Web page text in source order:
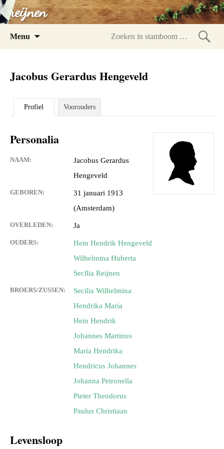
reijnen
Menu
Jacobus Gerardus Hengeveld
Profiel Voorouders
Personalia
NAAM:
Jacobus Gerardus
Hengeveld
GEBOREN:
31 januari 1913
(Amsterdam)
OVERLEDEN: Ja
OUDERS:
Hein Hendrik Hengeveld
Wilhelmina Huberta
Secllia Reijnen
BROERS/ZUSSEN:
Secilia Wilhelmina
Hendrika Maria
Hein Hendrik
Johannes Martinus
Maria Hendrika
Hendricus Johannes
Johanna Petronella
Pieter Theodorus
Paulus Christiaan
Levensloop